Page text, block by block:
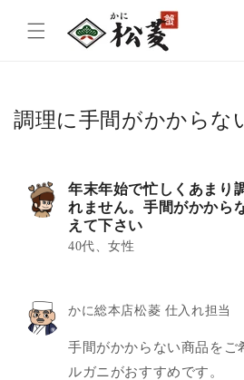
調理に手間がかからな
年末年始で忙しくあまり
れません。手間がかから
えて下さい
40代、女性
かに総本店松菱 仕入れ担当
手間がかからない商品をご
ルガニがおすすめです。